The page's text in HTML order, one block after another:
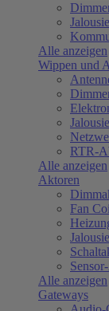
Alle anzeigen
Wippen und
RTR-
Alle anzeigen
Aktoren
Fan
Alle anzeigen
Gateways